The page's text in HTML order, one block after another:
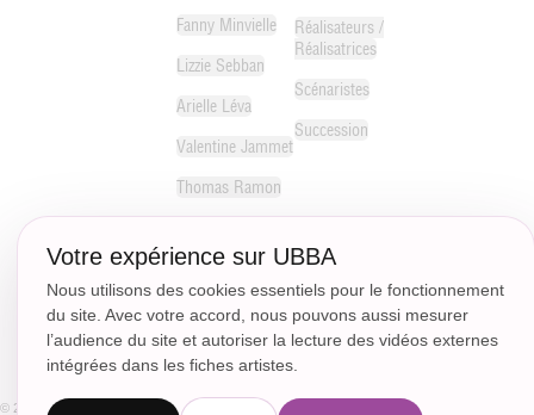
Fanny Minvielle
Lizzie Sebban
Arielle Léva
Valentine Jammet
Thomas Ramon
Gaffric
Paul Couralet
Guillaume Bénit
Réalisateurs /
Réalisatrices
Scénaristes
Succession
© 2018 - CC.Communication - Plan du site Mentions Légales Politique de confidentialité
Votre expérience sur UBBA
Nous utilisons des cookies essentiels pour le fonctionnement
du site. Avec votre accord, nous pouvons aussi mesurer
l’audience du site et autoriser la lecture des vidéos externes
intégrées dans les fiches artistes.